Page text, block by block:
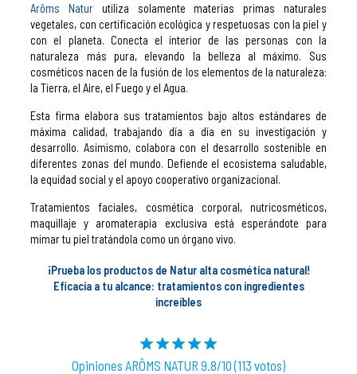
Arôms Naturutiliza solamente materias primas naturales
vegetales, con certificación ecológica y respetuosas con la piel y
con el planeta. Conecta el interior de las personas con la
naturaleza más pura, elevando la belleza al máximo. Sus
cosméticos nacen de la fusión de los elementos de la naturaleza:
la Tierra, el Aire, el Fuego y el Agua.
Esta firma elabora sus tratamientos bajo altos estándares de
máxima calidad, trabajando día a día en su investigación y
desarrollo. Asimismo, colabora con el desarrollo sostenible en
diferentes zonas del mundo. Defiende el ecosistema saludable,
la equidad social y el apoyo cooperativo organizacional.
Tratamientos faciales, cosmética corporal, nutricosméticos,
maquillaje y aromaterapia exclusiva está esperándote para
mimar tu piel tratándola como un órgano vivo.
¡Prueba los productos de Natur alta cosmética natural!
Eficacia a tu alcance: tratamientos con ingredientes
increíbles
Opiniones ARÔMS NATUR 9.8/10 (113 votos)